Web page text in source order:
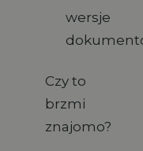
wersje
Czy to
brzmi
znajomo?